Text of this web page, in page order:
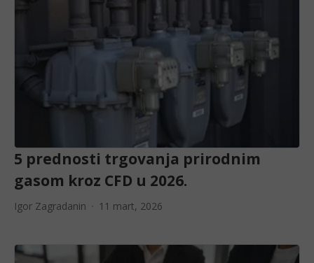
5 prednosti trgovanja prirodnim
gasom kroz CFD u 2026.
Igor Zagradanin 11 mart, 2026